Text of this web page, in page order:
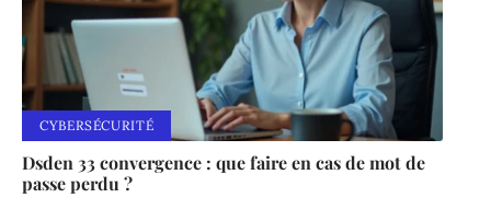
CYBERSÉCURITÉ
Dsden 33 convergence : que faire en cas de mot de
passe perdu ?